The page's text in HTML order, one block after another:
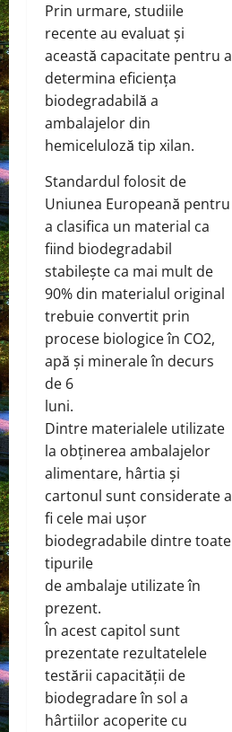
Prin urmare, studiile
recente au evaluat și
această capacitate pentru a
determina eficiența
biodegradabilă a
ambalajelor din
hemiceluloză tip xilan.
Standardul folosit de
Uniunea Europeană pentru
a clasifica un material ca
fiind biodegradabil
stabilește ca mai mult de
90% din materialul original
trebuie convertit prin
procese biologice în CO2,
apă și minerale în decurs
de 6
luni.
Dintre materialele utilizate
la obținerea ambalajelor
alimentare, hârtia și
cartonul sunt considerate a
fi cele mai ușor
biodegradabile dintre toate
tipurile
de ambalaje utilizate în
prezent.
În acest capitol sunt
prezentate rezultatelele
testării capacității de
biodegradare în sol a
hârtiilor acoperite cu